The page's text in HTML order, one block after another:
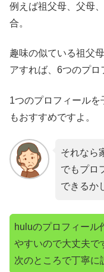
例えば祖父母、父母
合。
趣味の似ている祖父
アすれば、6つのプロ
1つのプロフィール
もおすすめですよ。
それなら
でもプロ
できるか
huluのプロフィール
やすいので大丈夫で
次のところで丁寧に